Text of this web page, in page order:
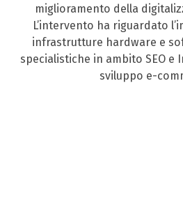
miglioramento della
L’intervento ha riguardato
infrastrutture hardware e
specialistiche in ambito SEO e
sviluppo e-